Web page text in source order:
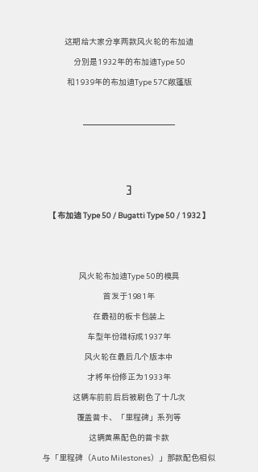
这期给大家分享两款风火轮的布加迪
分别是1932年的布加迪Type 50
和1939年的布加迪Type 57C敞篷版
3
【 布加迪 Type 50 / Bugatti Type 50 / 1932 】
风火轮布加迪Type 50的模具
首发于1981年
在最初的板卡包装上
车型年份错标成1937年
风火轮在最后几个版本中
才将年份修正为1933年
这辆车前前后后被刷色了十几次
覆盖普卡、「里程碑」系列等
这辆黄黑配色的普卡款
与「里程碑（Auto Milestones）」那款配色相似